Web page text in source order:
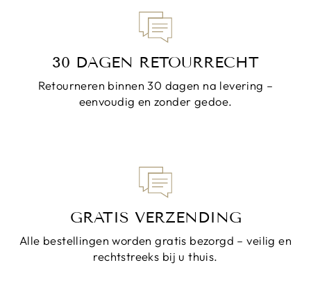
30 DAGEN RETOURRECHT
Retourneren binnen 30 dagen na levering –
eenvoudig en zonder gedoe.
GRATIS VERZENDING
Alle bestellingen worden gratis bezorgd – veilig en
rechtstreeks bij u thuis.